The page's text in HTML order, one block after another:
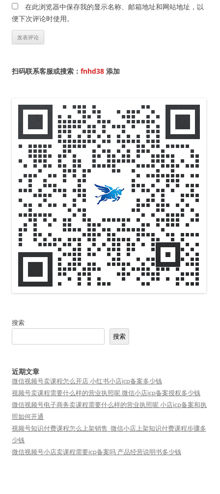
在此浏览器中保存我的显示名称、邮箱地址和网站地址，以
便下次评论时使用。
扫码联系客服或搜索： fnhd38 添加
搜索
搜索
近期文章
微信视频号卖课程怎么开店 小红书小店icp备案多少钱
视频号卖课程需要什么样的营业执照呢 微信小店icp备案授权多少钱
微信视频号电子商务卖课程需要什么样的营业执照呢 小店icp备案和执
照如何开通
视频号知识付费课程怎么上架销售_微信小店上架知识付费课程步骤多
少钱
微信视频号小店卖课程需要icp备案吗 产品经营说明书多少钱